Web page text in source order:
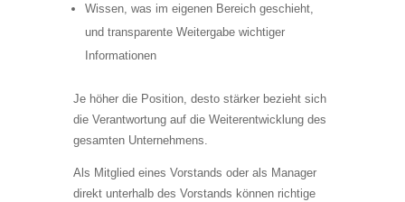
Wissen, was im eigenen Bereich geschieht,
und transparente Weitergabe wichtiger
Informationen
Je höher die Position, desto stärker bezieht sich
die Verantwortung auf die Weiterentwicklung des
gesamten Unternehmens.
Als Mitglied eines Vorstands oder als Manager
direkt unterhalb des Vorstands können richtige